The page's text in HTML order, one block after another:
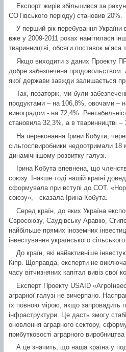
Експорт жирів збільшився за
СОТівського періоду) становив 20%.
У перший рік перебування
вже у 2009-2011 роках намітилася
тваринництві, обсяги поставок
Якщо виходити з даних Проекту
добре забезпечена продовольством.
якої держави завжди залишається
Так, позаторік, ми були
продуктами – на 106,8%, овочами –
виноградом - на 72,4%.
становила 32,3%, а в тваринництві –
На переконання Ірини Кобути,
сільгоспвиробники недоотримали
динамічнішому розвитку галузі.
Ірина Кобута впевнена, що
союзу. Інакше тоді нашій країні
сформувала при вступі до СОТ.
союзу», - сказала Ірина Кобута.
Серед країн, до яких Україна
Євросоюзу, Саудівську Аравію,
найбільше прямих іноземних
інвестування українського
До країн, які найактивніше
Кіпр. Щоправда, експерти не
часу вітчизняних капітал вивіз свої
Експерт Проекту USAID
аграрної галузі не вичерпано.
їх повною мірою, якщо запровадить
інфраструктури. Це дасть змогу
оновлення аграрного сектору,
прибутковості аграрного
А це значить, що наша країна у